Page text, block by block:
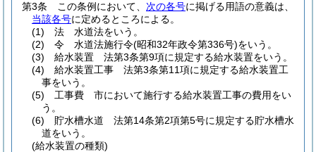
第3条
この条例において、 次の各号に掲げる用語の意義は、
当該各号に定めるところによる。
(1)
法 水道法をいう。
(2)
令 水道法施行令(昭和32年政令第336号)をいう。
(3)
給水装置 法第3条第9項に規定する給水装置をいう。
(4)
給水装置工事 法第3条第11項に規定する給水装置工
事をいう。
(5)
工事費 市において施行する給水装置工事の費用をい
う。
(6)
貯水槽水道 法第14条第2項第5号に規定する貯水槽水
道をいう。
(給水装置の種類)